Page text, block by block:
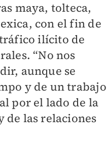
maya, tolteca,
con el fin de
ilícito de
“No nos
aunque se
y de un trabajo
por el lado de la
de las relaciones